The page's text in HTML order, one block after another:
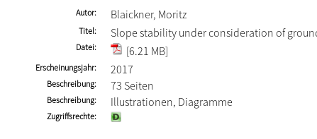
Autor Blaickner, Moritz
Titel Slope stability under consideration of
Datei [6.21 MB]
Erscheinungsjahr 2017
Beschreibung 73 Seiten
Beschreibung Illustrationen, Diagramme
Zugriffsrechte